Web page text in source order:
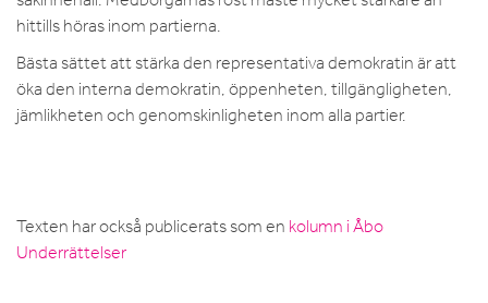
hittills höras inom partierna.
Bästa sättet att stärka den representativa demokratin är att
öka den interna demokratin, öppenheten, tillgängligheten,
jämlikheten och genomskinligheten inom alla partier.
Texten har också publicerats som en kolumn i Åbo
Underrättelser